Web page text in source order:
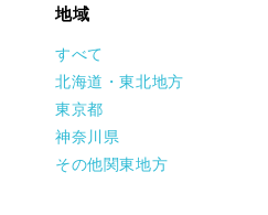
地域
すべて
北海道・東北地方
東京都
神奈川県
その他関東地方